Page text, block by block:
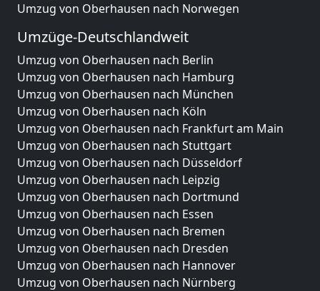
Umzug von Oberhausen nach Norwegen
Umzüge-Deutschlandweit
Umzug von Oberhausen nach Berlin
Umzug von Oberhausen nach Hamburg
Umzug von Oberhausen nach München
Umzug von Oberhausen nach Köln
Umzug von Oberhausen nach Frankfurt am Main
Umzug von Oberhausen nach Stuttgart
Umzug von Oberhausen nach Düsseldorf
Umzug von Oberhausen nach Leipzig
Umzug von Oberhausen nach Dortmund
Umzug von Oberhausen nach Essen
Umzug von Oberhausen nach Bremen
Umzug von Oberhausen nach Dresden
Umzug von Oberhausen nach Hannover
Umzug von Oberhausen nach Nürnberg